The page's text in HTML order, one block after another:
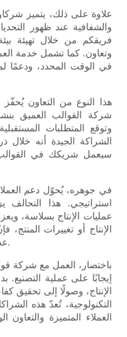
علاوة على ذلك، يتميز
والشفافية عند ظهور
فريقكم من خلال تهيئة
وتعاون. كما تشمل خدمة
في الوقت المحدد، ودعمًا
هذا النوع من التعاون يُحفّز
شركة القوالب العميق
وتوقع المتطلبات
الشراكة الجيدة أنه خلال
سيعمل شريكك في القوالب
في جوهره، يُحوّل دعم
استراتيجي. هذا التحالف
عمليات الإنتاج بسلاسة،
الإنتاج أو تغييرات
عدم مواجهة تعقيدات قولبة الضغط بمفردكم.
باختصار، العمل مع شركة
إيجابًا على عملية التصنيع.
الإنتاج، وصولًا إلى تحقيق
التكنولوجية، تُعدّ هذه
العملاء المتميزة والتعاون